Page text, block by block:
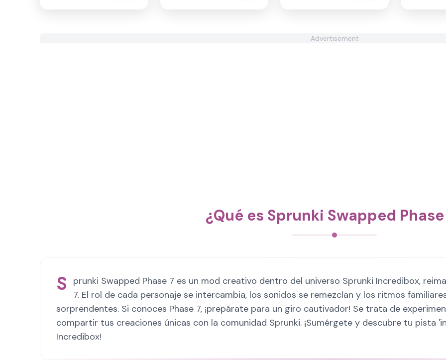
Advertisement
¿Qué es Sprunki Swapped Phase
S
prunki Swapped Phase 7 es un mod creativo dentro del universo Sprunki Incredibox,
7. El rol de cada personaje se intercambia, los sonidos se remezclan y los ritmos
sorprendentes. Si conoces Phase 7, ¡prepárate para un giro cautivador! Se trata de
compartir tus creaciones únicas con la comunidad Sprunki. ¡Sumérgete y descubre tu pista
Incredibox!